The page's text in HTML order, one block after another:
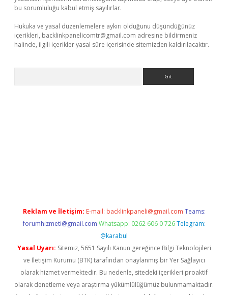
bu sorumluluğu kabul etmiş sayılırlar.
Hukuka ve yasal düzenlemelere aykırı olduğunu düşündüğünüz
içerikleri, backlinkpanelicomtr@gmail.com adresine bildirmeniz
halinde, ilgili içerikler yasal süre içerisinde sitemizden kaldırılacaktır.
Reklam ve İletişim: E-mail: backlinkpaneli@gmail.com Teams:
forumhizmeti@gmail.com Whatsapp: 0262 606 0 726 Telegram:
@karabul
Yasal Uyarı: Sitemiz, 5651 Sayılı Kanun gereğince Bilgi Teknolojileri
ve İletişim Kurumu (BTK) tarafından onaylanmış bir Yer Sağlayıcı
olarak hizmet vermektedir. Bu nedenle, sitedeki içerikleri proaktif
olarak denetleme veya araştırma yükümlülüğümüz bulunmamaktadır.